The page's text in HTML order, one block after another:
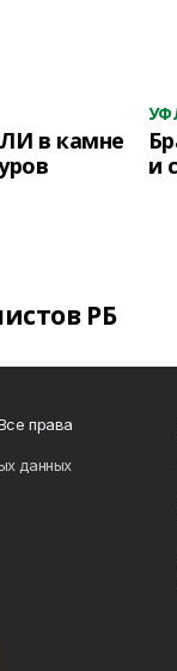
в камне
и
РБ
права
данных